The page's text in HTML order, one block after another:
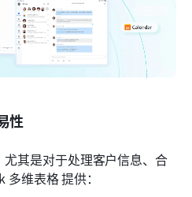
性
尤其是对于处理客户信息、合
维表格 提供：